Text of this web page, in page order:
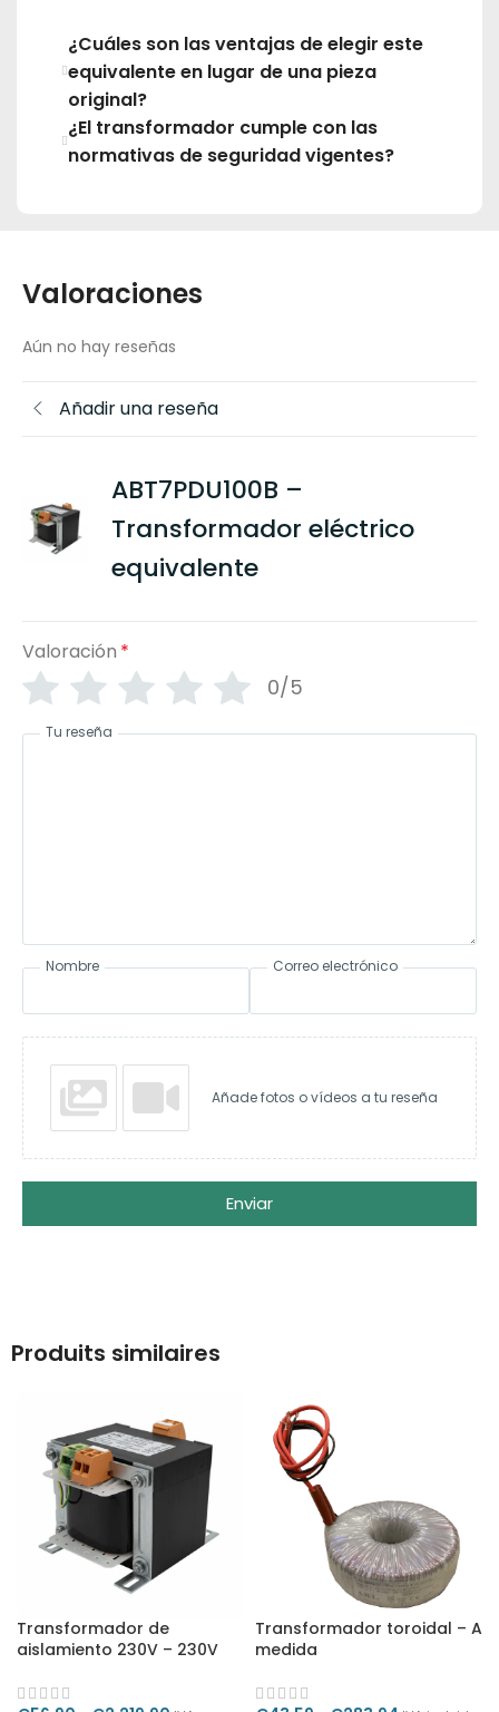
¿Cuáles son las ventajas de elegir este
equivalente en lugar de una pieza
original?
¿El transformador cumple con las
normativas de seguridad vigentes?
Valoraciones
Aún no hay reseñas
Añadir una reseña
ABT7PDU100B –
Transformador eléctrico
equivalente
Valoración *
0/5
Tu reseña
Nombre Correo electrónico
Añade fotos o vídeos a tu reseña
Enviar
Produits similaires
Transformador de
aislamiento 230V – 230V
Transformador toroidal – A
medida